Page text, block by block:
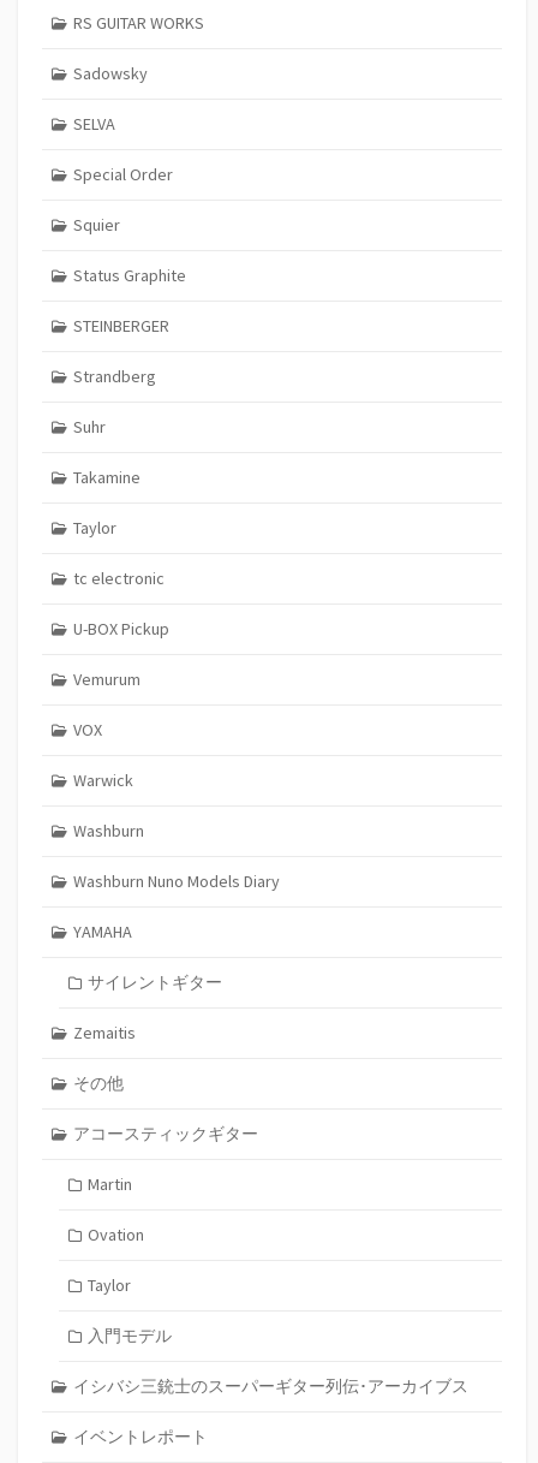
RS GUITAR WORKS
Sadowsky
SELVA
Special Order
Squier
Status Graphite
STEINBERGER
Strandberg
Suhr
Takamine
Taylor
tc electronic
U-BOX Pickup
Vemurum
VOX
Warwick
Washburn
Washburn Nuno Models Diary
YAMAHA
サイレントギター
Zemaitis
その他
アコースティックギター
Martin
Ovation
Taylor
入門モデル
イシバシ三銃士のスーパーギター列伝･アーカイブス
イベントレポート